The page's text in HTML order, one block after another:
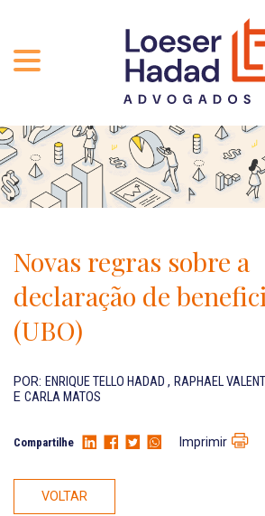
QUEM SOMOS
TRAJETÓRIA
INCLUSÃO E DIVERSIDADE
PRÊMIOS
NOSSA EQUIPE
ÁREAS DE ATUAÇÃO
PROFISSIONAIS
CARREIRA
Localização
Novas regras sobre a
declaração de
(UBO)
POR: ENRIQUE TELLO HADAD , RAPHAEL
E CARLA MATOS
Compartilhe Imprimir
VOLTAR